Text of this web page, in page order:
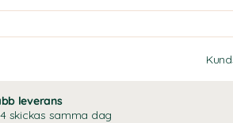
leverans
skickas samma dag